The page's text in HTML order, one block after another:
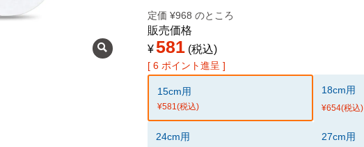
定価 ¥968 のところ
販売価格
¥581 税込
[ 6 ポイント進呈 ]
15cm用
¥581(税込)
18cm用
¥654(税込)
24cm用 27cm用